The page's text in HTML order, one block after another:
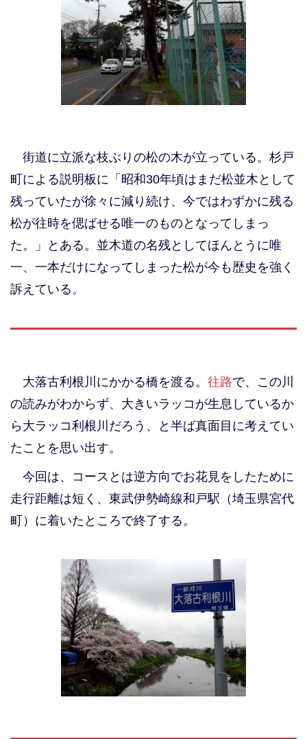
街道に立派な枝ぶりの松の木が立っている。杉戸
町による説明板に「昭和30年頃はまだ松並木として
残っていたが徐々に減り続け、今ではわずかに残る
松が往時を偲ばせる唯一のものとなってしまっ
た。」とある。並木道の名残としてほんとうに唯
一、一本だけになってしまった松が今も歴史を強く
訴えている。
大落古利根川にかかる橋を渡る。 往路で、この川
の読みがわからず、大きいラッコが生息しているか
ら大ラッコ利根川だろう、と半ば真面目に考えてい
たことを思い出す。
今回は、コースとは逆方向でお花見をしたために
走行距離は短く、東武伊勢崎線和戸駅（埼玉県宮代
町）に着いたところで終了する。